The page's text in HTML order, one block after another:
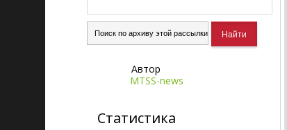
Автор
MTSS-news
Статистика